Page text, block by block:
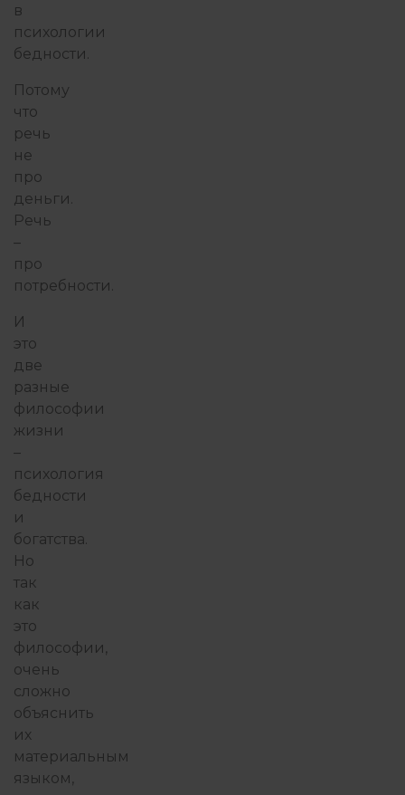
в
психологии
бедности.
Потому
что
речь
не
про
деньги.
Речь
–
про
потребности.
И
это
две
разные
философии
жизни
–
психология
бедности
и
богатства.
Но
так
как
это
философии,
очень
сложно
объяснить
их
материальным
языком,